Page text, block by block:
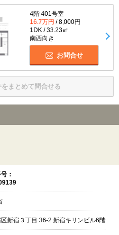
4階 401号室
16.7万円 / 8,000円
1DK / 33.23㎡
南西向き
お問合せ
まとめて問合せる
：
新宿３丁目 36-2 新宿キリンビル6階